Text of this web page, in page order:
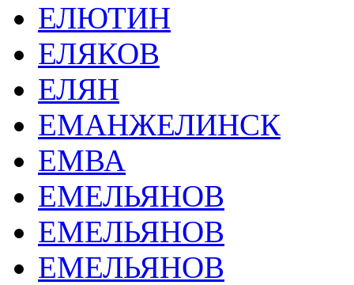
ЕЛЮТИН
ЕЛЯКОВ
ЕЛЯН
ЕМАНЖЕЛИНСК
ЕМВА
ЕМЕЛЬЯНОВ
ЕМЕЛЬЯНОВ
ЕМЕЛЬЯНОВ